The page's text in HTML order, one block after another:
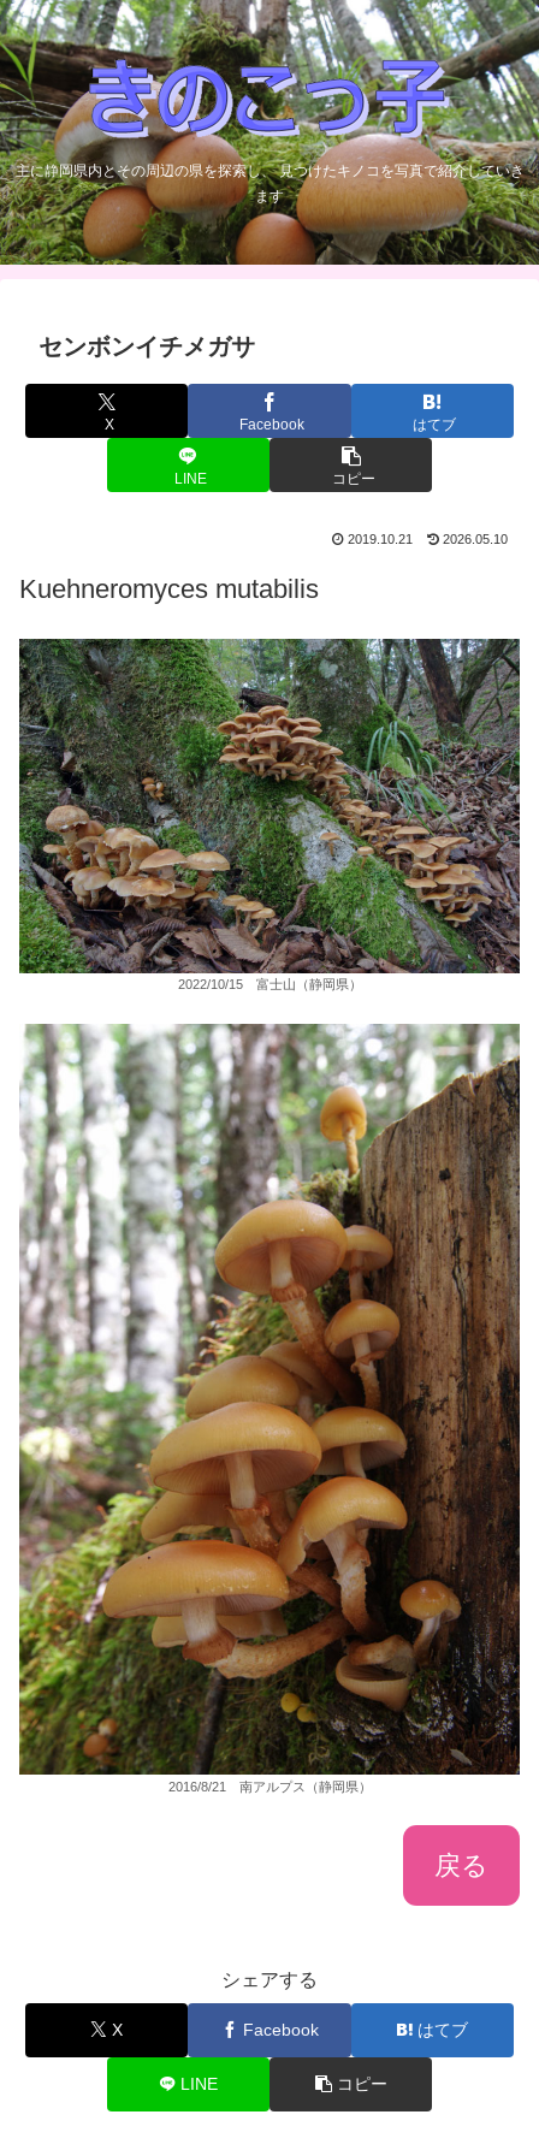
主に静岡県内とその周辺の県を探索し、 見つけたキノコを写真で紹介していき
ます
センボンイチメガサ
X Facebook はてブ
LINE コピー
2019.10.21 2026.05.10
Kuehneromyces mutabilis
2022/10/15 富士山（静岡県）
2016/8/21 南アルプス（静岡県）
戻る
シェアする
X Facebook はてブ
LINE コピー